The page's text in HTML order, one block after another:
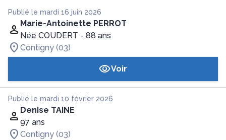
Publié le mardi 16 juin 2026
Marie-Antoinette PERROT
Née COUDERT - 88 ans
Contigny (03)
Voir
Publié le mardi 10 février 2026
Denise TAINE
97 ans
Contigny (03)